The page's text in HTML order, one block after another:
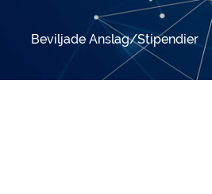
Beviljade Anslag/Stipendier